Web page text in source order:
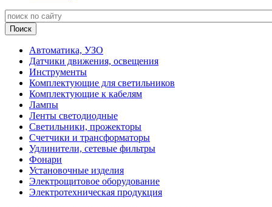
Автоматика, УЗО
Датчики движения, освещения
Инструменты
Комплектующие для светильников
Комплектующие к кабелям
Лампы
Ленты светодиодные
Светильники, прожекторы
Счетчики и трансформаторы
Удлинители, сетевые фильтры
Фонари
Установочные изделия
Электрощитовое оборудование
Электротехническая продукция